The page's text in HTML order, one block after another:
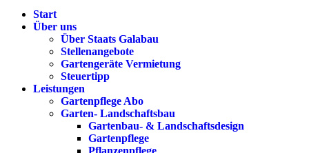
Start
Über uns
Über Staats Galabau
Stellenangebote
Gartengeräte Vermietung
Steuertipp
Leistungen
Gartenpflege Abo
Garten- Landschaftsbau
Gartenbau- & Landschaftsdesign
Gartenpflege
Pflanzenpflege